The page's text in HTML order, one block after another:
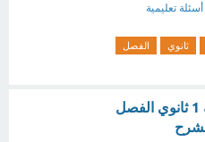
أسئلة تعليمية
ثانوي
الفصل
حل كتاب ثالث الفقه 1 ثانوي الفصل